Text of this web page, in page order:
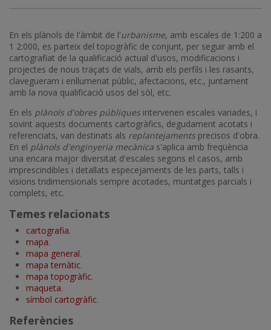
En els plànols de l'àmbit de l'urbanisme, amb escales de 1:200 a
1 2:000, es parteix del topogràfic de conjunt, per seguir amb el
cartografiat de la qualificació actual d'usos, modificacions i
projectes de nous traçats de vials, amb els perfils i les rasants,
clavegueram i enllumenat públic, afectacions, etc., juntament
amb la nova qualificació usos del sòl, etc.
En els plànols d'obres públiques intervenen escales variades, i
sovint aquests documents cartogràfics, degudament acotats i
referenciats, van destinats als replantejaments precisos d'obra.
En el plànols d'enginyeria mecànica s'aplica amb freqüència
una encara major diversitat d'escales segons el casos, amb
imprescindibles i detallats especejaments de les parts, talls i
visions tridimensionals sempre acotades, muntatges parcials i
complets, etc.
Temes relacionats
cartografia.
mapa.
mapa general.
mapa temàtic.
mapa topogràfic.
maqueta.
símbol cartogràfic.
Referències